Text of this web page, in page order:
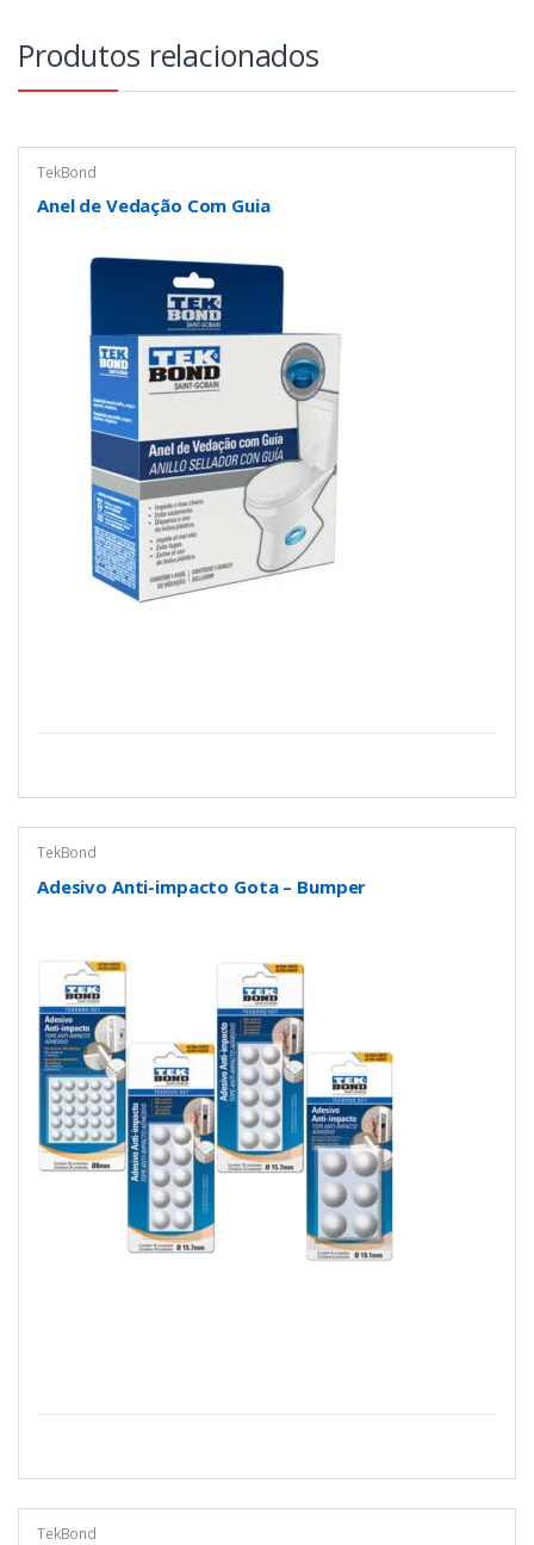
Produtos relacionados
TekBond
Anel de Vedação Com Guia
TekBond
Adesivo Anti-impacto Gota – Bumper
TekBond